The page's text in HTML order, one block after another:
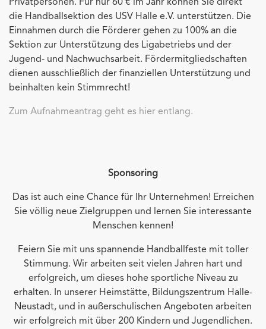
Privatpersonen. Für nur 60 € im Jahr können Sie direkt
die Handballsektion des USV Halle e.V. unterstützen. Die
Einnahmen durch die Förderer gehen zu 100% an die
Sektion zur Unterstützung des Ligabetriebs und der
Jugend- und Nachwuchsarbeit. Fördermitgliedschaften
dienen ausschließlich der finanziellen Unterstützung und
beinhalten kein Stimmrecht!
Zum Aufnahmeantrag geht es hier entlang.
Sponsoring
Das ist auch eine Chance für Ihr Unternehmen! Erreichen
Sie völlig neue Zielgruppen und lernen Sie interessante
Menschen kennen!
Feiern Sie mit uns spannende Handballfeste mit toller
Stimmung. Wir arbeiten seit vielen Jahren hart und
erfolgreich, um dieses hohe sportliche Niveau zu
erhalten. In unserer Heimstätte, Bildungszentrum Halle-
Neustadt, und in außerschulischen Angeboten arbeiten
wir erfolgreich mit über 200 Kindern und Jugendlichen.